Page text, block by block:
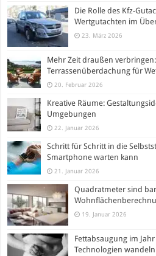
Die Rolle des Kfz-
Wertgutachten im
23. März 2026
Mehr Zeit draußen
Terrassenüberdachung für
20. Februar 2026
Kreative Räume:
Umgebungen
22. Januar 2026
Schritt für Schritt in die
Smartphone warten kann
21. Januar 2026
Quadratmeter sind
19. Januar 2026
Fettabsaugung im
Technologien wandeln